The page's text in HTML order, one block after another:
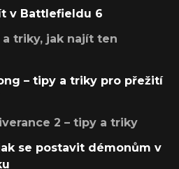
v Battlefieldu 6
triky, jak najít ten
– tipy a triky pro přežití
2 – tipy a triky
se postavit démonům v